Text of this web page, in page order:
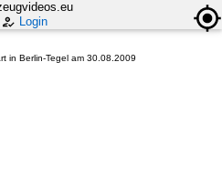
Login
in Berlin-Tegel am 30.08.2009